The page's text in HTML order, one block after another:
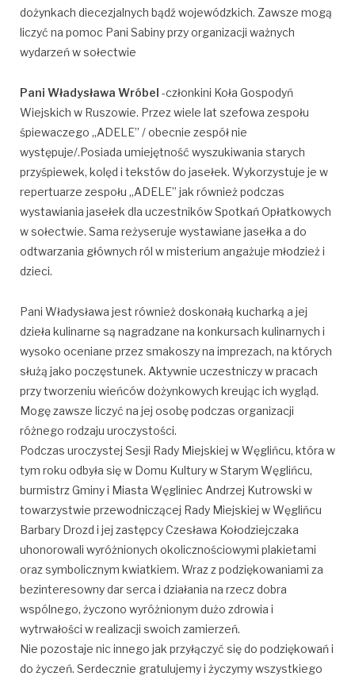
dożynkach diecezjalnych bądź wojewódzkich. Zawsze mogą
liczyć na pomoc Pani Sabiny przy organizacji ważnych
wydarzeń w sołectwie
Pani Władysława Wróbel -członkini Koła Gospodyń
Wiejskich w Ruszowie. Przez wiele lat szefowa zespołu
śpiewaczego „ADELE” / obecnie zespół nie
występuje/.Posiada umiejętność wyszukiwania starych
przyśpiewek, kolęd i tekstów do jasełek. Wykorzystuje je w
repertuarze zespołu „ADELE” jak również podczas
wystawiania jasełek dla uczestników Spotkań Opłatkowych
w sołectwie. Sama reżyseruje wystawiane jasełka a do
odtwarzania głównych ról w misterium angażuje młodzież i
dzieci.
Pani Władysława jest również doskonałą kucharką a jej
dzieła kulinarne są nagradzane na konkursach kulinarnych i
wysoko oceniane przez smakoszy na imprezach, na których
służą jako poczęstunek. Aktywnie uczestniczy w pracach
przy tworzeniu wieńców dożynkowych kreując ich wygląd.
Mogę zawsze liczyć na jej osobę podczas organizacji
różnego rodzaju uroczystości.
Podczas uroczystej Sesji Rady Miejskiej w Węglińcu, która w
tym roku odbyła się w Domu Kultury w Starym Węglińcu,
burmistrz Gminy i Miasta Węgliniec Andrzej Kutrowski w
towarzystwie przewodniczącej Rady Miejskiej w Węglińcu
Barbary Drozd i jej zastępcy Czesława Kołodziejczaka
uhonorowali wyróżnionych okolicznościowymi plakietami
oraz symbolicznym kwiatkiem. Wraz z podziękowaniami za
bezinteresowny dar serca i działania na rzecz dobra
wspólnego, życzono wyróżnionym dużo zdrowia i
wytrwałości w realizacji swoich zamierzeń.
Nie pozostaje nic innego jak przyłączyć się do podziękowań i
do życzeń. Serdecznie gratulujemy i życzymy wszystkiego